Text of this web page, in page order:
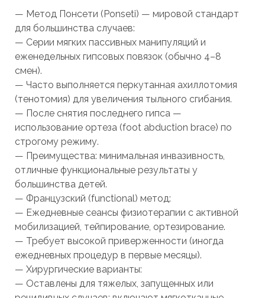
— Метод Понсети (Ponseti) — мировой стандарт
для большинства случаев:
— Серии мягких пассивных манипуляций и
еженедельных гипсовых повязок (обычно 4–8
смен).
— Часто выполняется перкутанная ахиллотомия
(тенотомия) для увеличения тыльного сгибания.
— После снятия последнего гипса —
использование ортеза (foot abduction brace) по
строгому режиму.
— Преимущества: минимальная инвазивность,
отличные функциональные результаты у
большинства детей.
— Французский (functional) метод:
— Ежедневные сеансы физиотерапии с активной
мобилизацией, тейпирование, ортезирование.
— Требует высокой приверженности (иногда
ежедневных процедур в первые месяцы).
— Хирургические варианты:
— Оставлены для тяжелых, запущенных или